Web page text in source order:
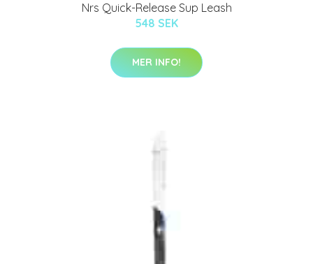
Nrs Quick-Release Sup Leash
548 SEK
MER INFO!